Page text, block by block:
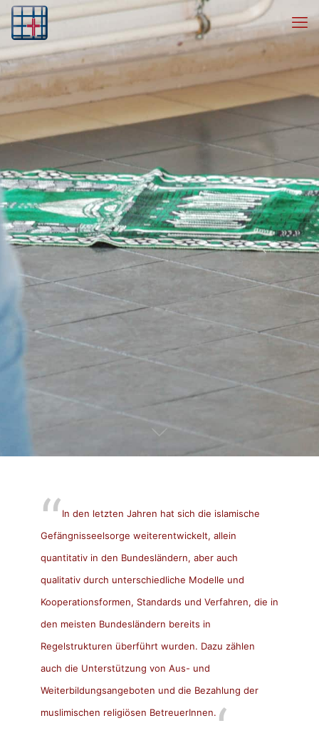
In den letzten Jahren hat sich die islamische
Gefängnisseelsorge weiterentwickelt, allein
quantitativ in den Bundesländern, aber auch
qualitativ durch unterschiedliche Modelle und
Kooperationsformen, Standards und Verfahren, die in
den meisten Bundesländern bereits in
Regelstrukturen überführt wurden. Dazu zählen
auch die Unterstützung von Aus- und
Weiterbildungsangeboten und die Bezahlung der
muslimischen religiösen BetreuerInnen.